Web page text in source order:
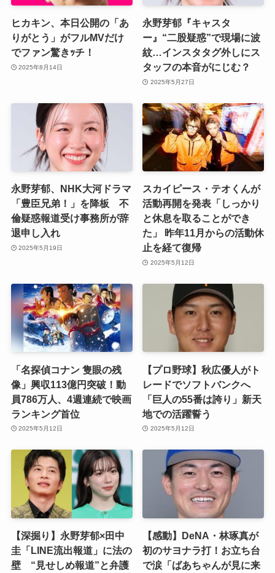
ヒカキン、本日公開の「あ
りがとう」がフルMVだけ
でファン驚きｯチ！
2025年8月14日
永野芽郁『キャスタ
ー』“二股疑惑”で現場に波
紋…インスタタグ外しにス
タッフの本音がにじむ？
2025年5月27日
永野芽郁、NHK大河ドラマ
「豊臣兄弟！」を降板 不
倫疑惑報道受け事務所が辞
退申し入れ
2025年5月19日
スカイピース・テオくんが
活動再開を発表「しっかり
と休息を取ることができ
た」 昨年11月からの活動休
止を経て復帰
2025年5月12日
「名探偵コナン 隻眼の残
像」興収113億円突破！動
員786万人、4週連続で映画
ランキング首位
2025年5月12日
【プロ野球】秋広優人がト
レードでソフトバンクへ
「巨人の55番は誇り」新天
地での活躍誓う
2025年5月12日
【深掘り】永野芽郁×田中
圭「LINE流出報道」に法の
壁 “見せしめ報道”と弁護
【感動】DeNA・林琢真が
初のサヨナラ打！お立ち台
で涙「ばあちゃんが見に来